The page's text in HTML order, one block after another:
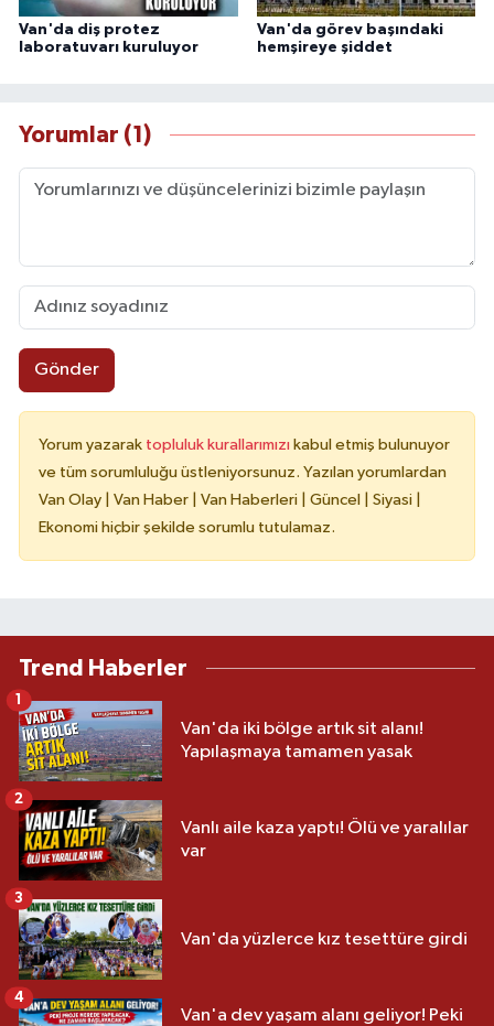
Van'da diş protez
laboratuvarı kuruluyor
Van'da görev başındaki
hemşireye şiddet
Yorumlar (1)
Gönder
Yorum yazarak topluluk kurallarımızı kabul etmiş bulunuyor
ve tüm sorumluluğu üstleniyorsunuz. Yazılan yorumlardan
Van Olay | Van Haber | Van Haberleri | Güncel | Siyasi |
Ekonomi hiçbir şekilde sorumlu tutulamaz.
Trend Haberler
Van'da iki bölge artık sit alanı!
Yapılaşmaya tamamen yasak
1
Vanlı aile kaza yaptı! Ölü ve yaralılar
var
2
Van'da yüzlerce kız tesettüre girdi
3
Van'a dev yaşam alanı geliyor! Peki
4